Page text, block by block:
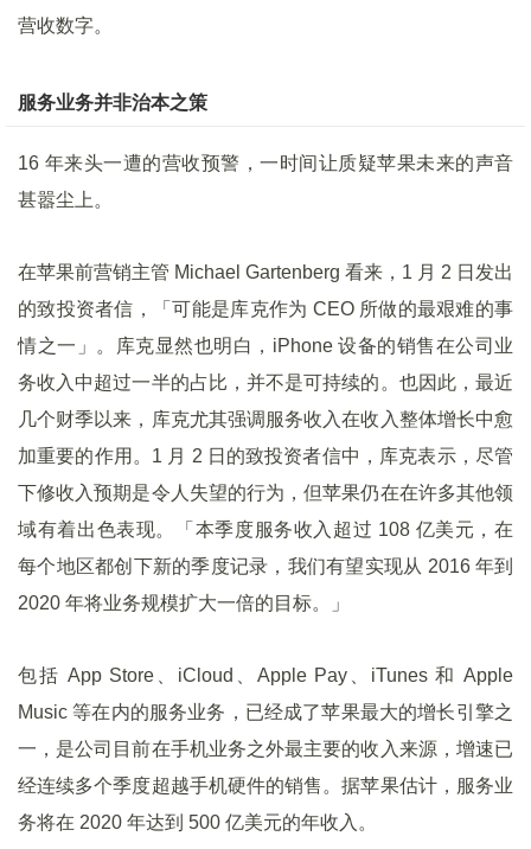
营收数字。
服务业务并非治本之策
16 年来头一遭的营收预警，一时间让质疑苹果未来的声音
甚嚣尘上。
在苹果前营销主管 Michael Gartenberg 看来，1 月 2 日发出
的致投资者信，「可能是库克作为 CEO 所做的最艰难的事
情之一」。库克显然也明白，iPhone 设备的销售在公司业
务收入中超过一半的占比，并不是可持续的。也因此，最近
几个财季以来，库克尤其强调服务收入在收入整体增长中愈
加重要的作用。1 月 2 日的致投资者信中，库克表示，尽管
下修收入预期是令人失望的行为，但苹果仍在在许多其他领
域有着出色表现。「本季度服务收入超过 108 亿美元，在
每个地区都创下新的季度记录，我们有望实现从 2016 年到
2020 年将业务规模扩大一倍的目标。」
包括 App Store、iCloud、Apple Pay、iTunes 和 Apple
Music 等在内的服务业务，已经成了苹果最大的增长引擎之
一，是公司目前在手机业务之外最主要的收入来源，增速已
经连续多个季度超越手机硬件的销售。据苹果估计，服务业
务将在 2020 年达到 500 亿美元的年收入。